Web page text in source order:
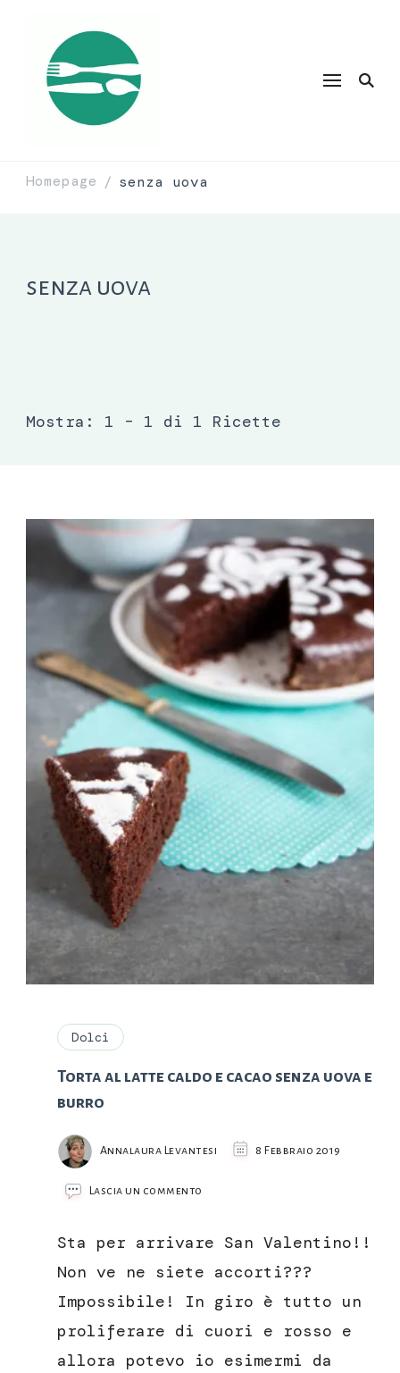
Homepage / senza uova
senza uova
Mostra: 1 – 1 di 1 Ricette
Dolci
Torta al latte caldo e cacao senza uova e
burro
Annalaura Levantesi 8 Febbraio 2019
Lascia un commento
latte
cacao
uova
e
Sta per arrivare San Valentino!!
Non ve ne siete accorti???
Impossibile! In giro è tutto un
proliferare di cuori e rosso e
allora potevo io esimermi da